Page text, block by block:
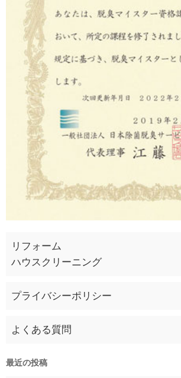
リフォーム
ハウスクリーニング
プライバシーポリシー
よくある質問
最近の投稿